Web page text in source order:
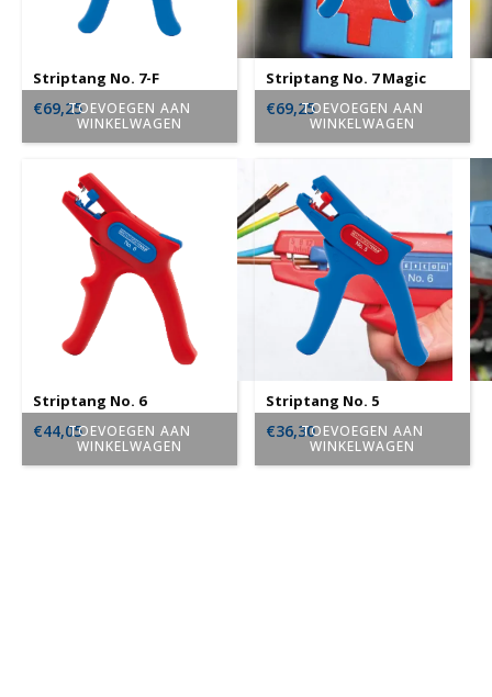
TOEVOEGEN AAN
WINKELWAGEN
Striptang No. 7-F
€69,25
TOEVOEGEN AAN
WINKELWAGEN
Striptang No. 7 Magic
€69,25
TOEVOEGEN AAN
WINKELWAGEN
Striptang No. 6
€44,05
TOEVOEGEN AAN
WINKELWAGEN
Striptang No. 5
€36,30